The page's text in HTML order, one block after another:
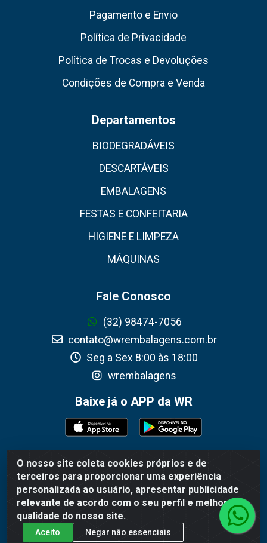
O nosso site coleta cookies próprios e de
terceiros para proporcionar uma experiência
personalizada ao usuário, apresentar publicidade
relevante de acordo com o seu perfil e melhorar a
qualidade do nosso site.
Aceito Negar não essenciais
Pagamento e Envio
Política de Privacidade
Política de Trocas e Devoluções
Condições de Compra e Venda
Departamentos
BIODEGRADÁVEIS
DESCARTÁVEIS
EMBALAGENS
FESTAS E CONFEITARIA
HIGIENE E LIMPEZA
MÁQUINAS
Fale Conosco
(32) 98474-7056
contato@wrembalagens.com.br
Seg a Sex 8:00 às 18:00
wrembalagens
Baixe já o APP da WR
WR Embalagens - R. Cel. Teodoro Gomes de Araújo, 1360 -
Grogotó - Barbacena / MG - CEP 36202-628 - CNPJ
02.692.206/0001-55